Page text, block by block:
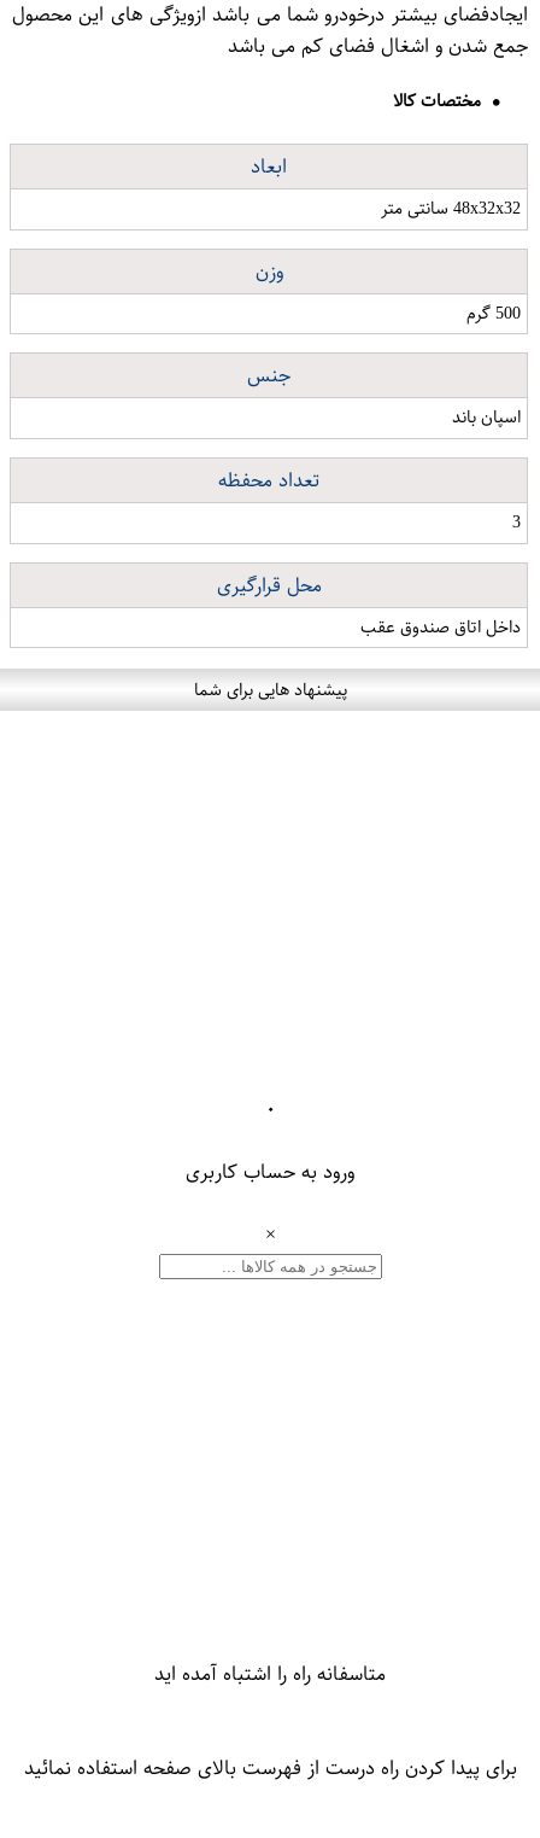
ایجادفضای بیشتر درخودرو شما می باشد ازویژگی های این محصول
جمع شدن و اشغال فضای کم می باشد
مختصات کالا
ابعاد
48x32x32 سانتی متر
وزن
500 گرم
جنس
اسپان باند
تعداد محفظه
3
محل قرارگیری
داخل اتاق صندوق عقب
پیشنهاد هایی برای شما
۰
ورود به حساب کاربری
×
متاسفانه راه را اشتباه آمده اید
برای پیدا کردن راه درست از فهرست بالای صفحه استفاده نمائید